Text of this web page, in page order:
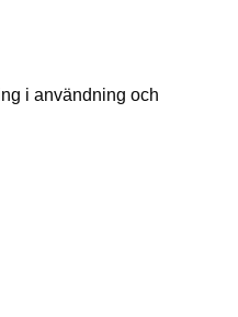
i användning och